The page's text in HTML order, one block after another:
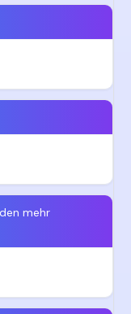
mehr